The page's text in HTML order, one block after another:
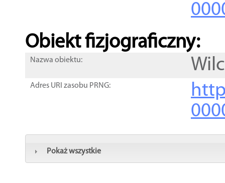
Obiekt fizjograficzny:
Nazwa obiektu:
Adres URI zasobu PRNG:
Pokaż wszystkie